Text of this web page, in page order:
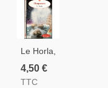
Le Horla,
Lettre
D'un
4,50 €
TTC